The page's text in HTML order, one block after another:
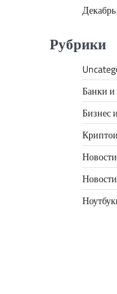
Рубрики
Банки
Бизнес
Новости